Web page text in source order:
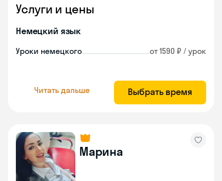
Услуги и цены
Немецкий язык
Уроки немецкого от 1590 ₽ / урок
Читать дальше Выбрать время
Марина